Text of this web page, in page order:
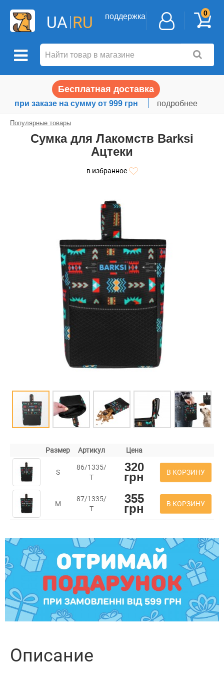
UA RU поддержка 0
Бесплатная доставка
при заказе на сумму от 999 грн подробнее
Популярные товары
Сумка для Лакомств Barksi
Ацтеки
в избранное
Размер Артикул Цена
S
86/1335/
Т
320
грн В КОРЗИНУ
M
87/1335/
Т
355
грн В КОРЗИНУ
Описание